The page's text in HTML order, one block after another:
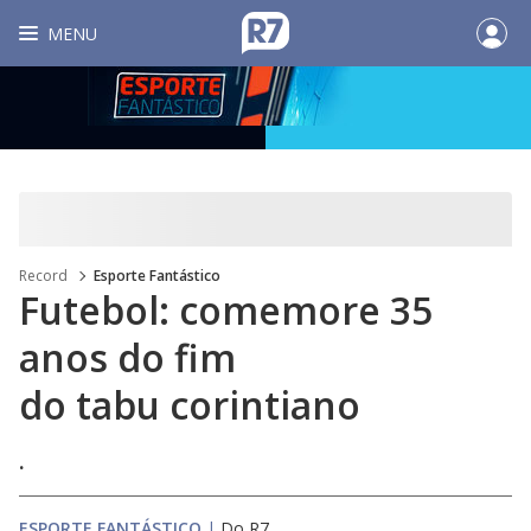
MENU
Record Esporte Fantástico
Futebol: comemore 35
anos do fim
do tabu corintiano
.